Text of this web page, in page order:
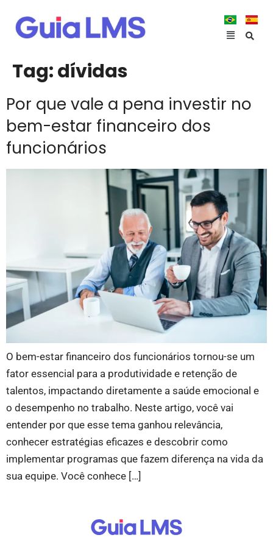
Tag:dívidas
Por que vale a pena investir no
bem-estar financeiro dos
funcionários
O bem-estar financeiro dos funcionários tornou-se um
fator essencial para a produtividade e retenção de
talentos, impactando diretamente a saúde emocional e
o desempenho no trabalho. Neste artigo, você vai
entender por que esse tema ganhou relevância,
conhecer estratégias eficazes e descobrir como
implementar programas que fazem diferença na vida da
sua equipe. Você conhece […]